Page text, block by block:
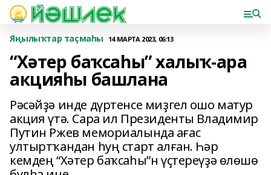
Яңылыҡтар таҫмаһы 14 МАРТА 2023, 06:13
“Хәтер баҡсаһы” халыҡ-ара
акцияһы башлана
Рәсәйҙә инде дүртенсе миҙгел ошо матур
акция үтә. Сара ил Президенты Владимир
Путин Ржев мемориалында ағас
ултыртҡандан һуң старт алған. Һәр
кемдең “Хәтер баҡсаһы”н үҫтереүҙә өлөшө